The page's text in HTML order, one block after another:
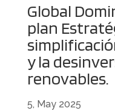
Global
plan
y la
renovables.
5, May 2025